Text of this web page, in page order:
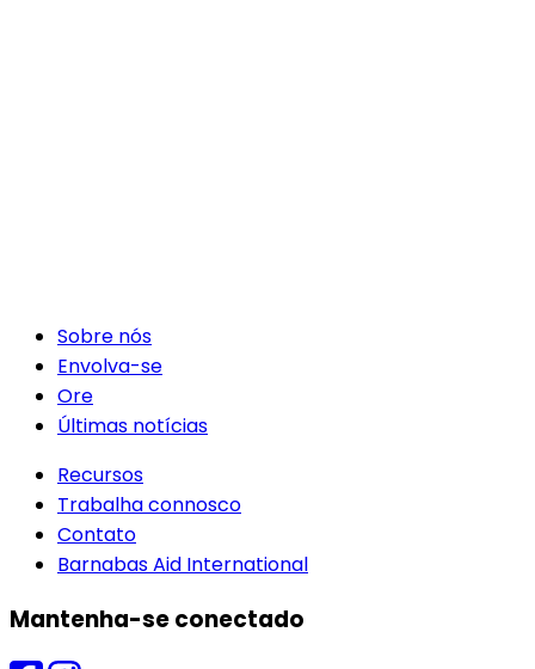
Sobre nós
Envolva-se
Ore
Últimas notícias
Recursos
Trabalha connosco
Contato
Barnabas Aid International
Mantenha-se conectado